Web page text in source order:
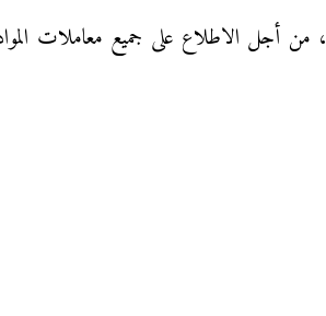
، من أجل الاطلاع على جميع معاملات